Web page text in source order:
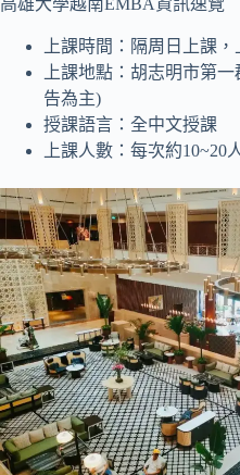
高雄大學越南EMBA資訊速覽
上課時間：隔周日上課
上課地點：胡志明市第
告為主)
授課語言：全中文授課
上課人數：每次約10~20